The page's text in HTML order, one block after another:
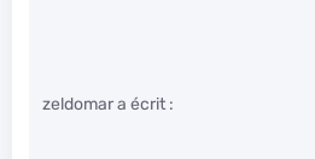
zeldomar a écrit :